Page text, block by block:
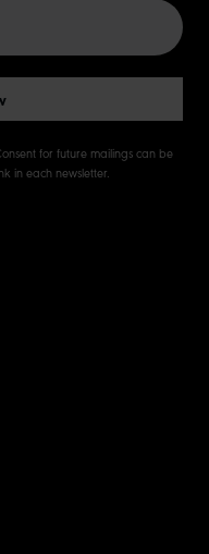
for future mailings can be
in each newsletter.